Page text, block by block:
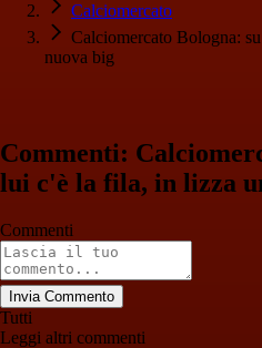
Calciomercato
Calciomercato Bologna:
nuova big
Commenti:
lui c'è la fila, in lizza
Commenti
Invia Commento
Tutti
Leggi altri commenti